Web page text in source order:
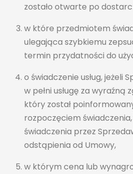
zostało otwarte po
w które przedmiotem
ulegająca szybkiemu
termin przydatności do
o świadczenie usług, jeżeli
w pełni usługę za wyraźną
który został
rozpoczęciem świadczenia,
świadczenia przez
odstąpienia od Umowy,
w którym cena lub